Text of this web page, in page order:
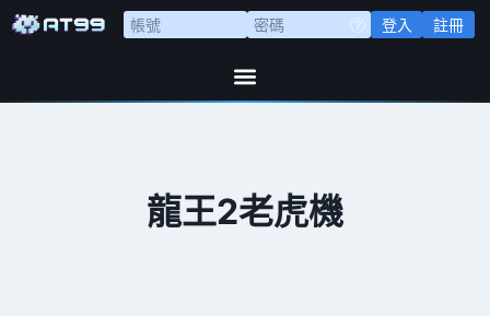
登入 註冊
龍王2老虎機